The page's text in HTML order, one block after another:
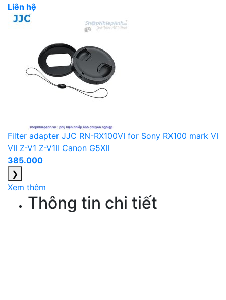
Liên hệ
Filter adapter JJC RN-RX100VI for Sony RX100 mark VI
VII Z-V1 Z-V1II Canon G5XII
385.000
❯
Xem thêm
Thông tin chi tiết